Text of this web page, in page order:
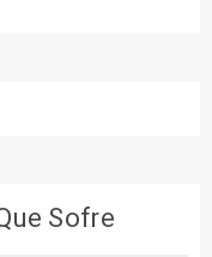
Sofre